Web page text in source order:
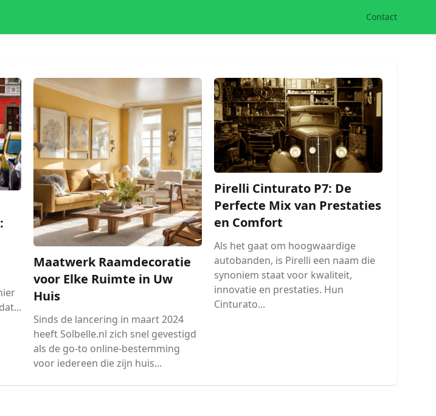
Contact
Maatwerk Raamdecoratie
voor Elke Ruimte in Uw
Huis
Sinds de lancering in maart 2024
heeft Solbelle.nl zich snel gevestigd
als de go-to online-bestemming
voor iedereen die zijn huis...
Pirelli Cinturato P7: De
Perfecte Mix van Prestaties
en Comfort
Als het gaat om hoogwaardige
autobanden, is Pirelli een naam die
synoniem staat voor kwaliteit,
innovatie en prestaties. Hun
Cinturato...